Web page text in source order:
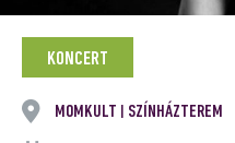
KONCERT
MOMKULT SZÍNHÁZTEREM